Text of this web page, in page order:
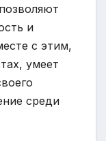
и
с этим,
умеет
среди